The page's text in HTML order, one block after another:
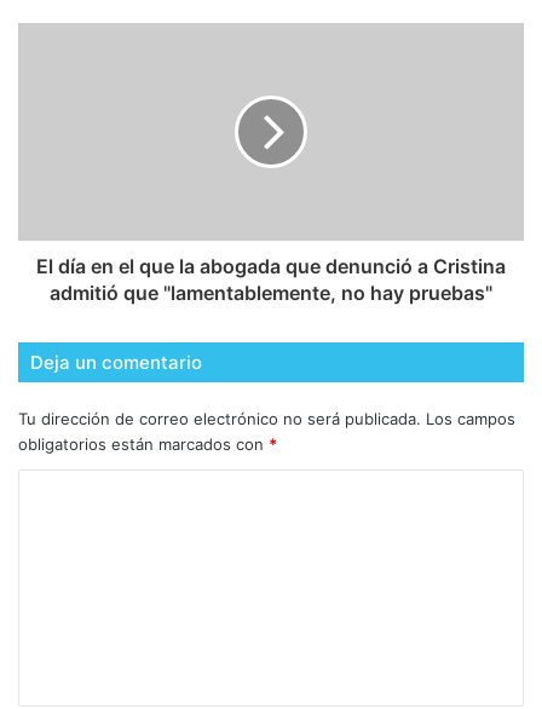
El día en el que la abogada que denunció a Cristina
admitió que "lamentablemente, no hay pruebas"
Deja un comentario
Tu dirección de correo electrónico no será publicada. Los campos
obligatorios están marcados con *